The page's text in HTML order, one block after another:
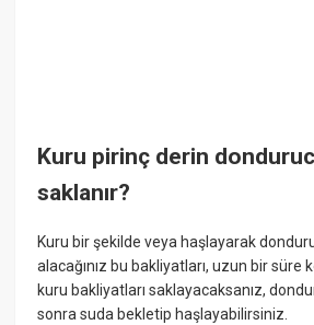
Kuru pirinç derin
saklanır?
Kuru bir şekilde veya haşlayarak
alacağınız bu bakliyatları, uzun bir süre
kuru bakliyatları saklayacaksanız,
sonra suda bekletip haşlayabilirsiniz.